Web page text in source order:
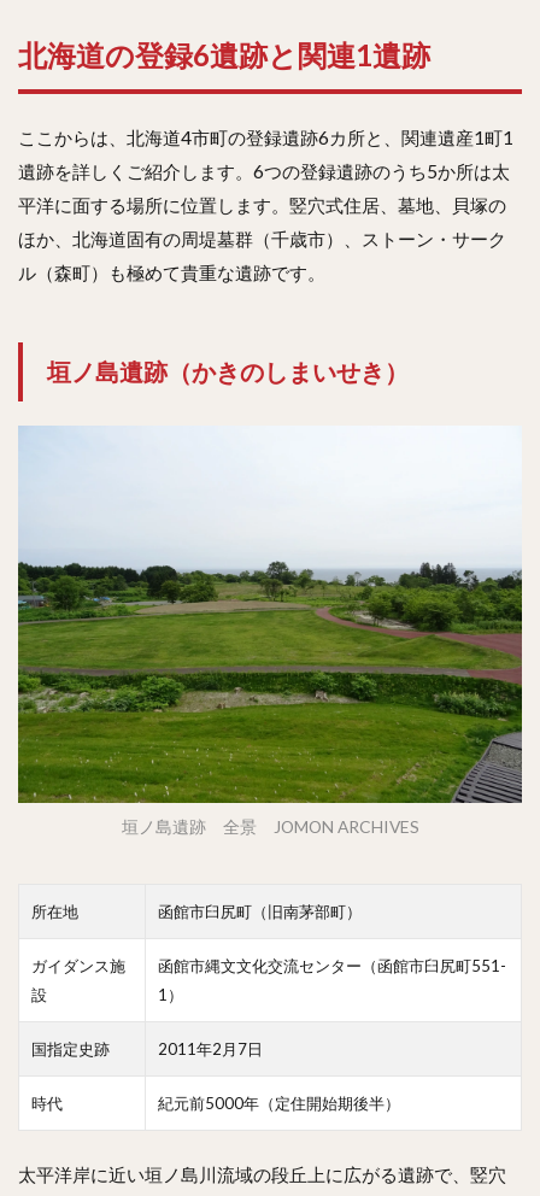
北海道の登録6遺跡と関連1遺跡
ここからは、北海道4市町の登録遺跡6カ所と、関連遺産1町1
遺跡を詳しくご紹介します。6つの登録遺跡のうち5か所は太
平洋に面する場所に位置します。竪穴式住居、墓地、貝塚の
ほか、北海道固有の周堤墓群（千歳市）、ストーン・サーク
ル（森町）も極めて貴重な遺跡です。
垣ノ島遺跡（かきのしまいせき）
垣ノ島遺跡 全景 JOMON ARCHIVES
所在地 函館市臼尻町（旧南茅部町）
ガイダンス施
設
函館市縄文文化交流センター（函館市臼尻町551-
1）
国指定史跡 2011年2月7日
時代 紀元前5000年（定住開始期後半）
太平洋岸に近い垣ノ島川流域の段丘上に広がる遺跡で、竪穴